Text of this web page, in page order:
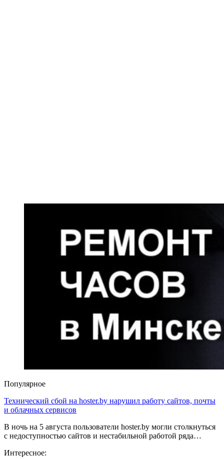
Популярное
Технический сбой на hoster.by нарушил работу сайтов, почты
и облачных сервисов
В ночь на 5 августа пользователи hoster.by могли столкнуться
с недоступностью сайтов и нестабильной работой ряда…
Интересное: